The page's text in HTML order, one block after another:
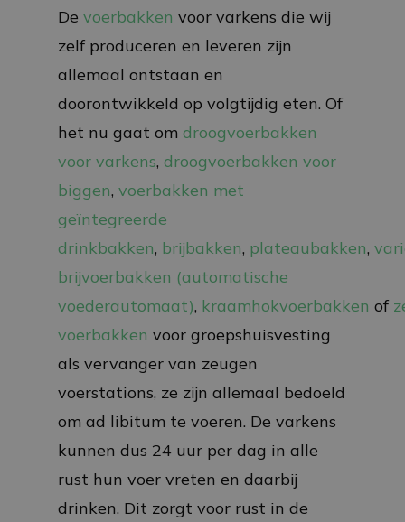
De voerbakken voor varkens die wij
zelf produceren en leveren zijn
allemaal ontstaan en
doorontwikkeld op volgtijdig eten. Of
het nu gaat om droogvoerbakken
voor varkens, droogvoerbakken voor
biggen, voerbakken met
geïntegreerde
drinkbakken, brijbakken, plateaubakken,
brijvoerbakken (automatische
voederautomaat), kraamhokvoerbakken of
voerbakken voor groepshuisvesting
als vervanger van zeugen
voerstations, ze zijn allemaal bedoeld
om ad libitum te voeren. De varkens
kunnen dus 24 uur per dag in alle
rust hun voer vreten en daarbij
drinken. Dit zorgt voor rust in de